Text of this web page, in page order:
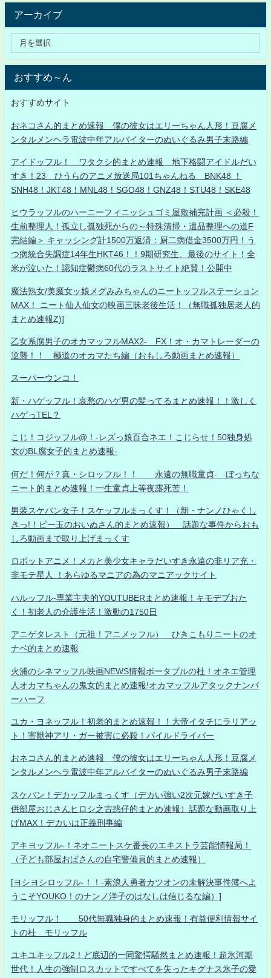
アーカイブ
おすすめ～ん
おすすめサイト
おネコさん的まとめ速報 僕の彼女はエリーちゃん人形！豆腐メ
ンタルメンヘラ電波中年アルバイターのぬいぐるみ男子末路編
アイドッフル！ ワタクシ的まとめ速報 地下格闘アイドルだい
すき！23 ひうらのアニメ放送局101ちゃんねる BNK48 ！
SNH48！JKT48！MNL48！SGO48！GNZ48！STU48！SKE48
ヒウラッフルのハーニーフィニッシュゴミ屋敷補完計画 ＜必殺！
生前整理人！孤立し孤独死からの～特殊清掃・遺品整理への道F
完結編＞ キャッシング計1500万返済：厨二病借金3500万円！う
つ病統合失調症14年生HKT46！！9期研究生、最後のサイト！全
米が泣いた！認知症鬱病60代のラストサイト絶賛！公開中
魔法熟女/美魔女ッ娘メグみみちゃんのニートッフルステーション
MAX！ ニート仙人仙女の映画三昧老後生活！（無職孤独居老人的
まとめ速報Z)]
乙女系腐男子のオカマッフルMAX2- FX！オ・カマトレーダーの
逆襲！！ 極道のオカマたち編（おもしろ動画まとめ速報）
スーパーウンコ！
新・ハゲッフル！哀愁のハゲ男の髪ってるまとめ速報！！激しく
ハゲっTEL？
こじ！コジッフル@！-レズっ娘百合ネエ！こじらせ！50独身処
女のBL腐女子的まとめ速報-
何だ！何が？真・シロッフル！！ 永遠の無職童貞- ぼっちな
ニート的まとめ速報！一生童貞上等夜露死苦！
男装スケバン女子！スケッフルまっくす！（新・ナンノひゃくし
きっ!！ビー玉のおいぬさん的まとめ速報） 話題な事件からおも
しろ動画まで取り上げまっくす
ロボットアニメ！メカと美少女キャラだいすき永遠の非リア充・
非モテ星人 ！あらゆるマニアの為のマニアックサイト
ハルッフル-専業主夫的YOUTUBERまとめ速報！キモデブおた
く！初老人の介護生活！激動の1750日
アニゲタレスト（元祖！アニメッフル） ひきこもりニートのオ
ナベ的まとめ速報
火浦のシネマッフル映画NEWS情報ポータブルの杜！オネエ管理
人オカマちゃんの鬼女的まとめ速報!オカマッフルアタックナンバ
ーハーフ
ユカ・ヨネッフル！初老的まとめ速報！！大帝イタチにラリアッ
ト！害獣神アリ・ガー被害に必殺！パイルドライバー
おネコさん的まとめ速報 僕の彼女はエリーちゃん人形！豆腐メ
ンタルメンヘラ電波中年アルバイターのぬいぐるみ男子末路編
スケバン！デカッフルまっくす（デカい強い2次元嫁だいすき子
供部屋おじさんヒロシ之古惑仔的まとめ速報）話題な動画取り上
げMAX！デカいは正義刑事編
アキヨッフル-！ネオニートスケ番長のエキストラ芸能情報局！
（子ども部屋おばさんの自宅警備員的まとめ速報）
[ヨシヨシロッフル-！！-素浪人勇者カツオンの未解決事件簿へよ
うこそYOUKO！のナンノ洋子のはなしは信じるな編）]
モリッフル！ 50代無職独身的まとめ速報！有益便利情報サイ
トの杜 モリッフル
ユキユキッフル2！ど底辺的一同驚愕騒然まとめ速報！超氷河期
世代！人生の強制ロスカットですべてを失ったキグナス氷子の愛